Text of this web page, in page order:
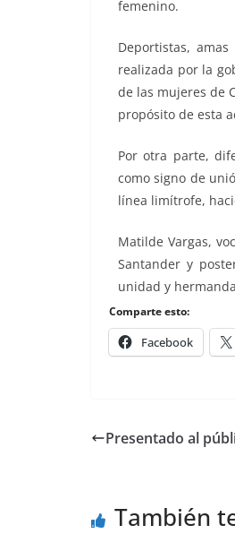
femenino.
Deportistas,
realizada por la
de las mujeres de
propósito de esta
Por otra parte,
como signo de
línea limítrofe,
Matilde Vargas,
Santander y
unidad y
Comparte esto:
Facebook
Presentado al
También